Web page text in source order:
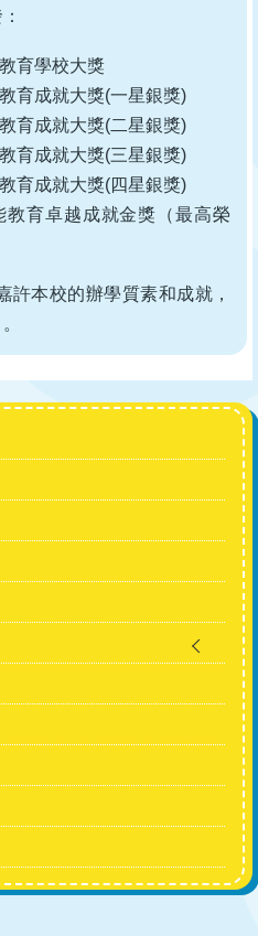
育學校大獎
育成就大獎(一星銀獎)
育成就大獎(二星銀獎)
育成就大獎(三星銀獎)
育成就大獎(四星銀獎)
教育卓越成就金獎（最高榮
許本校的辦學質素和成就，